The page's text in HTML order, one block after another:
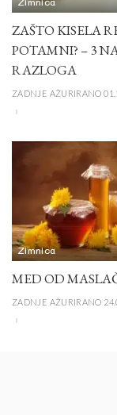
ZAŠTO KISELA
POTAMNI? – 3
RAZLOGA
ZADNJE AŽURIRANO
Zimnica
MED OD
ZADNJE AŽURIRANO